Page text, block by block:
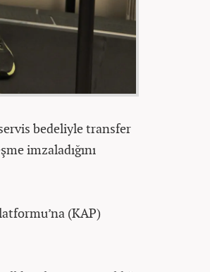
bedeliyle transfer
imzaladığını
(KAP)